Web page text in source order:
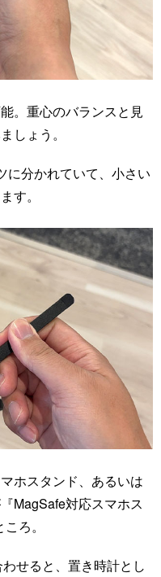
。重心のバランスと見
しょう。
に分かれていて、小さい
す。
ホスタンド、あるいは
MagSafe対応スマホス
ろ。
せると、置き時計とし